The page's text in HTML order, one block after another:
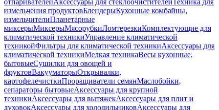
отпаривателейАксессуары для стеклоочистителейТехника для
измельчения продуктовБлендерыКухонные комбайны,
измельчителиПланетарные
миксерыМиксерыМясорубкиЛомтерезкиКомплектующие для
климатической техникиУправление климатической
техникойФильтры для климатической техникиАксессуары для
климатической техникиМелкая техникаВесы кухонные,
бытовыеСушилки для овощей и
фруктовВакууматорыОткрывалки,
картофелечисткиПроращиватели семянМаслобойки,
сепараторы бытовыеАксессуары для крупной
техникиАксессуары для вытяжекАксессуары для плит и
духовокАксессуары для холодильниковАксессуары для